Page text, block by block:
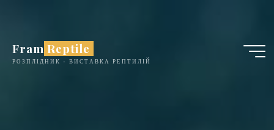
Fram Reptile
РОЗПЛІДНИК - ВИСТАВКА РЕПТИЛІЙ